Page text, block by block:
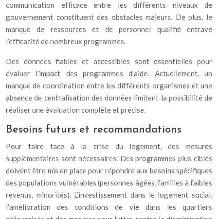
communication efficace entre les différents niveaux de
gouvernement constituent des obstacles majeurs. De plus, le
manque de ressources et de personnel qualifié entrave
l’efficacité de nombreux programmes.
Des données fiables et accessibles sont essentielles pour
évaluer l’impact des programmes d’aide. Actuellement, un
manque de coordination entre les différents organismes et une
absence de centralisation des données limitent la possibilité de
réaliser une évaluation complète et précise.
Besoins futurs et recommandations
Pour faire face à la crise du logement, des mesures
supplémentaires sont nécessaires. Des programmes plus ciblés
doivent être mis en place pour répondre aux besoins spécifiques
des populations vulnérables (personnes âgées, familles à faibles
revenus, minorités). L’investissement dans le logement social,
l’amélioration des conditions de vie dans les quartiers